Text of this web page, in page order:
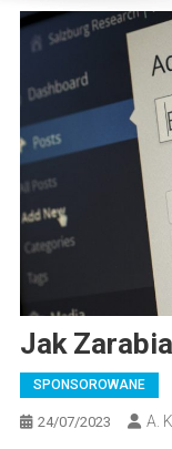
Jak
SPONSOROWANE
24/07/2023 A.